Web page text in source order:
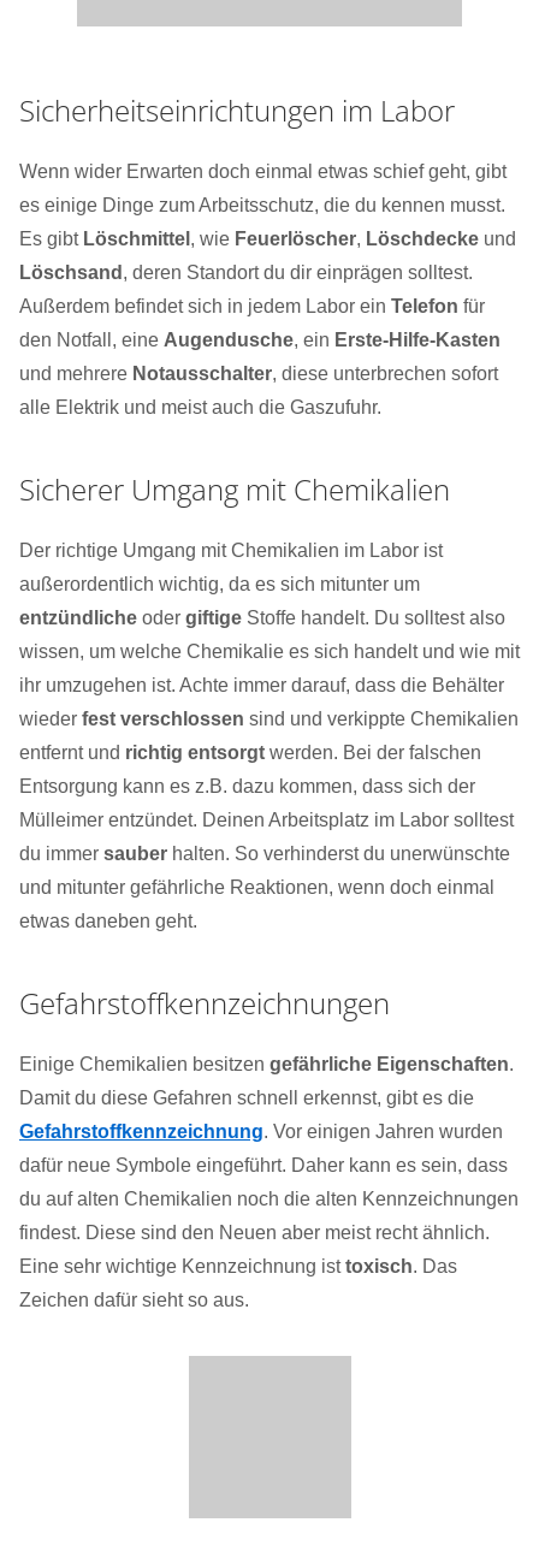
Sicherheitseinrichtungen im Labor
Wenn wider Erwarten doch einmal etwas schief geht, gibt
es einige Dinge zum Arbeitsschutz, die du kennen musst.
Es gibt Löschmittel , wie Feuerlöscher, Löschdecke und
Löschsand , deren Standort du dir einprägen solltest.
Außerdem befindet sich in jedem Labor ein Telefon für
den Notfall, eine Augendusche, ein Erste-Hilfe-Kasten
und mehrere Notausschalter, diese unterbrechen sofort
alle Elektrik und meist auch die Gaszufuhr.
Sicherer Umgang mit Chemikalien
Der richtige Umgang mit Chemikalien im Labor ist
außerordentlich wichtig, da es sich mitunter um
entzündliche oder giftige Stoffe handelt. Du solltest also
wissen, um welche Chemikalie es sich handelt und wie mit
ihr umzugehen ist. Achte immer darauf, dass die Behälter
wieder fest verschlossen sind und verkippte Chemikalien
entfernt und richtig entsorgt werden. Bei der falschen
Entsorgung kann es z.B. dazu kommen, dass sich der
Mülleimer entzündet. Deinen Arbeitsplatz im Labor solltest
du immer sauber halten. So verhinderst du unerwünschte
und mitunter gefährliche Reaktionen, wenn doch einmal
etwas daneben geht.
Gefahrstoffkennzeichnungen
Einige Chemikalien besitzen gefährliche Eigenschaften.
Damit du diese Gefahren schnell erkennst, gibt es die
Gefahrstoffkennzeichnung. Vor einigen Jahren wurden
dafür neue Symbole eingeführt. Daher kann es sein, dass
du auf alten Chemikalien noch die alten Kennzeichnungen
findest. Diese sind den Neuen aber meist recht ähnlich.
Eine sehr wichtige Kennzeichnung isttoxisch. Das
Zeichen dafür sieht so aus.